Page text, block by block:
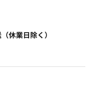
休業日除く）